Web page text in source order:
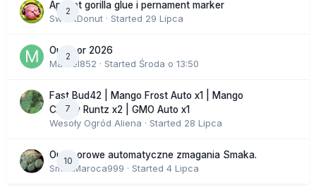
2
Apricot gorilla glue i pernament marker
SweetDonut · Started 29 Lipca
2
Outdoor 2026
Marcel852 · Started Środa o 13:50
7
Fast Bud42 | Mango Frost Auto x1 | Mango
Cherry Runtz x2 | GMO Auto x1
Wesoły Ogród Aliena · Started 28 Lipca
10
Outdoorowe automatyczne zmagania Smaka.
SmakMaroca999 · Started 4 Lipca